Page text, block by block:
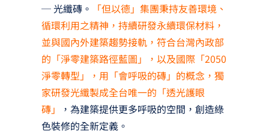
─ 光纖磚。
「但以德」集團秉持友善環境、
循環利用之精神，持續研發永續環保材料，
並與國內外建築趨勢接軌，符合台灣內政部
的「淨零建築路徑藍圖」，以及國際「2050
淨零轉型」，用「會呼吸的磚」的概念，獨
家研發光纖製成全台唯一的「透光護眼
磚」
，為建築提供更多呼吸的空間，創造綠
色裝修的全新定義。